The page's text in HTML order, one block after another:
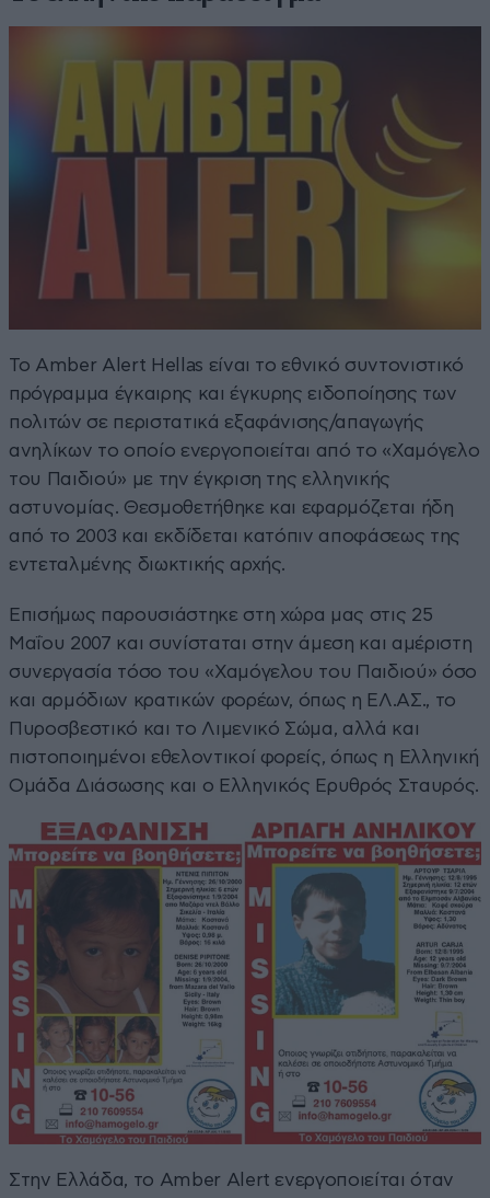
Το Amber Alert Hellas είναι το εθνικό συντονιστικό
πρόγραμμα έγκαιρης και έγκυρης ειδοποίησης των
πολιτών σε περιστατικά εξαφάνισης/απαγωγής
ανηλίκων το οποίο ενεργοποιείται από το «Χαμόγελο
του Παιδιού» με την έγκριση της ελληνικής
αστυνομίας. Θεσμοθετήθηκε και εφαρμόζεται ήδη
από το 2003 και εκδίδεται κατόπιν αποφάσεως της
εντεταλμένης διωκτικής αρχής.
Επισήμως παρουσιάστηκε στη χώρα μας στις 25
Μαΐου 2007 και συνίσταται στην άμεση και αμέριστη
συνεργασία τόσο του «Χαμόγελου του Παιδιού» όσο
και αρμόδιων κρατικών φορέων, όπως η ΕΛ.ΑΣ., το
Πυροσβεστικό και το Λιμενικό Σώμα, αλλά και
πιστοποιημένοι εθελοντικοί φορείς, όπως η Ελληνική
Ομάδα Διάσωσης και ο Ελληνικός Ερυθρός Σταυρός.
Στην Ελλάδα, το Amber Alert ενεργοποιείται όταν